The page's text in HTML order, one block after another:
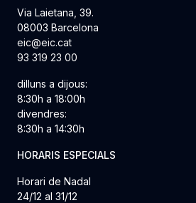
Via Laietana, 39.
08003 Barcelona
eic@eic.cat
93 319 23 00
dilluns a dijous:
8:30h a 18:00h
divendres:
8:30h a 14:30h
HORARIS ESPECIALS
Horari de Nadal
24/12 al 31/12